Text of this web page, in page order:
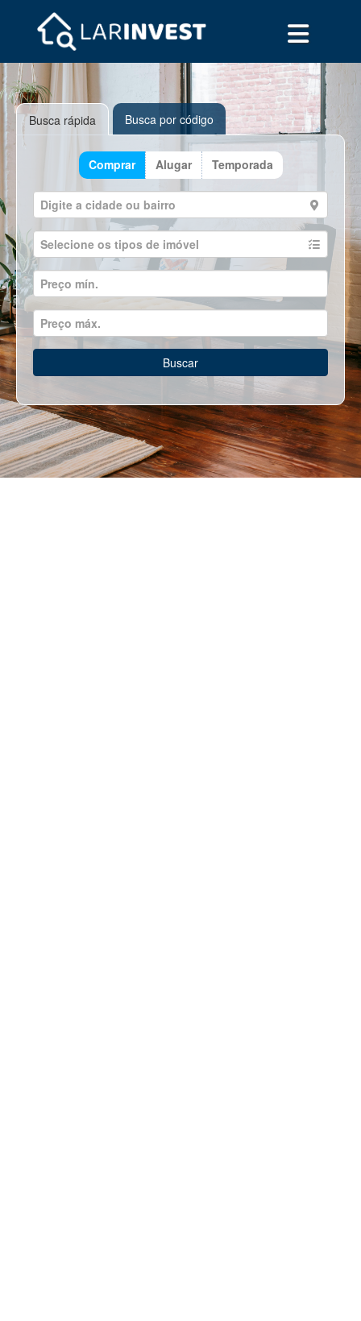
Busca rápida Busca por código
Comprar Alugar Temporada